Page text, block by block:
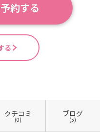
約する
る
クチコミ
(0)
ブログ
(5)